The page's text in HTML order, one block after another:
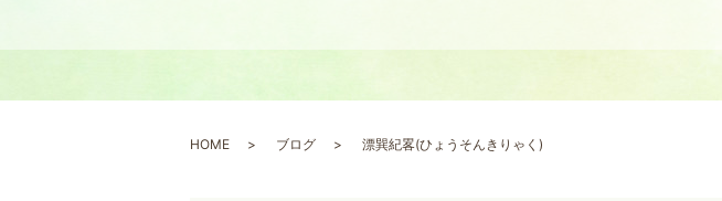
HOME ブログ 漂巽紀畧(ひょうそんきりゃく)